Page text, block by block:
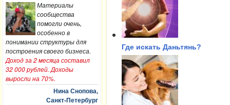
Материалы
сообщества
помогли очень,
особенно в
понимании структуры для
построения своего бизнеса.
Доход за 2 месяца составил
32 000 рублей. Доходы
выросли на 70%.
Нина Снопова,
Санкт-Петербург
Где искать Даньтянь?